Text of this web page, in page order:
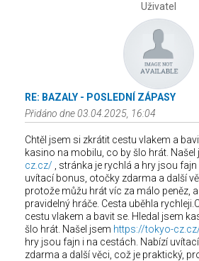
Uživatel
RE: BAZALY - POSLEDNÍ ZÁPASY
Přidáno dne 03.04.2025, 16:04
Chtěl jsem si zkrátit cestu vlakem a
kasino na mobilu, co by šlo hrát. Našel
cz.cz/ , stránka je rychlá a hry jsou
uvítací bonus, otočky zdarma a další
protože můžu hrát víc za málo peněz,
pravidelný hráče. Cesta uběhla
cestu vlakem a bavit se. Hledal jsem
šlo hrát. Našel jsem https://tokyo-
hry jsou fajn i na cestách. Nabízí
zdarma a další věci, což je praktický,